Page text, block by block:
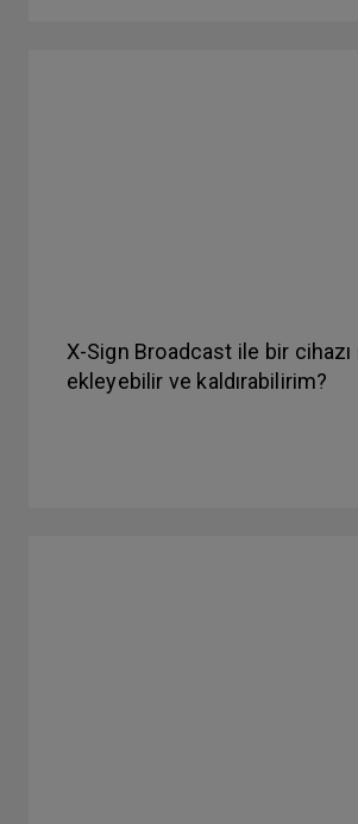
X-Sign Broadcast ile bir cihazı
ekleyebilir ve kaldırabilirim?